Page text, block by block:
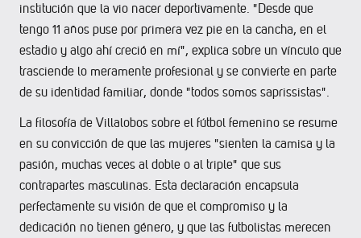
institución que la vio nacer deportivamente. "Desde que
tengo 11 años puse por primera vez pie en la cancha, en el
estadio y algo ahí creció en mí", explica sobre un vínculo que
trasciende lo meramente profesional y se convierte en parte
de su identidad familiar, donde "todos somos saprissistas".
La filosofía de Villalobos sobre el fútbol femenino se resume
en su convicción de que las mujeres "sienten la camisa y la
pasión, muchas veces al doble o al triple" que sus
contrapartes masculinas. Esta declaración encapsula
perfectamente su visión de que el compromiso y la
dedicación no tienen género, y que las futbolistas merecen